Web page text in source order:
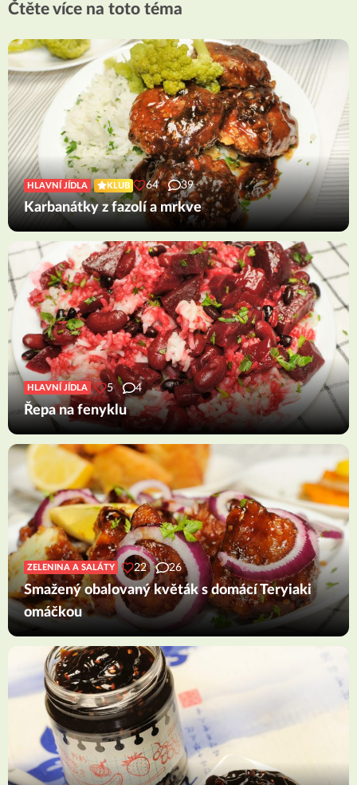
Čtěte více na toto téma
HLAVNÍ JÍDLA KLUB 64 39
Karbanátky z fazolí a mrkve
HLAVNÍ JÍDLA 5 4
Řepa na fenyklu
ZELENINA A SALÁTY 22 26
Smažený obalovaný květák s domácí Teryiaki
omáčkou